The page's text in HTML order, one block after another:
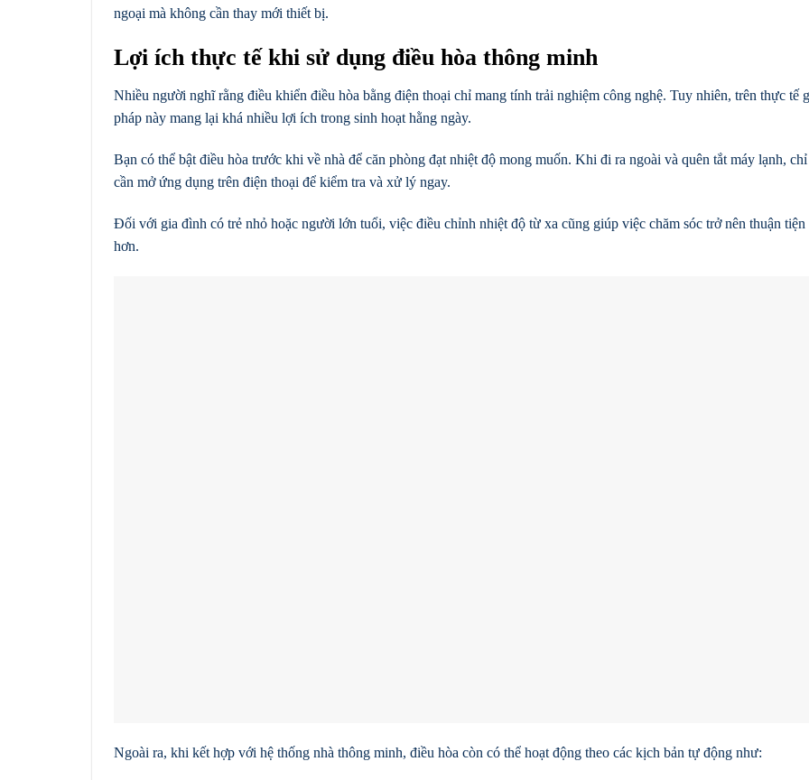
ngoại mà không cần thay mới thiết bị.
Lợi ích thực tế khi sử dụng điều hòa thông minh
Nhiều người nghĩ rằng điều khiển điều hòa bằng điện thoại chỉ mang tính trải nghiệm công nghệ. Tuy nhiên, trên thực tế
pháp này mang lại khá nhiều lợi ích trong sinh hoạt hằng ngày.
Bạn có thể bật điều hòa trước khi về nhà để căn phòng đạt nhiệt độ mong muốn. Khi đi ra ngoài và quên tắt máy lạnh, chỉ
cần mở ứng dụng trên điện thoại để kiểm tra và xử lý ngay.
Đối với gia đình có trẻ nhỏ hoặc người lớn tuổi, việc điều chỉnh nhiệt độ từ xa cũng giúp việc chăm sóc trở nên thuận tiện
hơn.
Ngoài ra, khi kết hợp với hệ thống nhà thông minh, điều hòa còn có thể hoạt động theo các kịch bản tự động như: